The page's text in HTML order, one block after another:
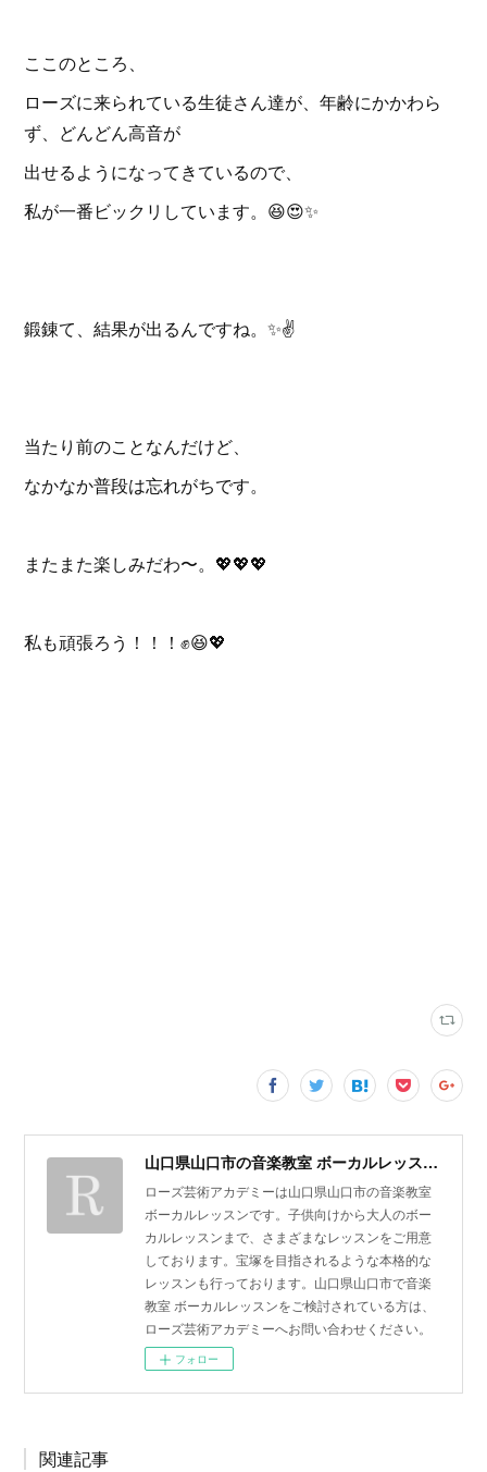
ここのところ、
ローズに来られている生徒さん達が、年齢にかかわら
ず、どんどん高音が
出せるようになってきているので、
私が一番ビックリしています。😆😍✨
鍛錬て、結果が出るんですね。✨✌️
当たり前のことなんだけど、
なかなか普段は忘れがちです。
またまた楽しみだわ〜。💖💖💖
私も頑張ろう！！！✊😆💖
山口県山口市の音楽教室 ボーカルレッスン | ローズ芸術アカデミー
ローズ芸術アカデミーは山口県山口市の音楽教室
ボーカルレッスンです。子供向けから大人のボー
カルレッスンまで、さまざまなレッスンをご用意
しております。宝塚を目指されるような本格的な
レッスンも行っております。山口県山口市で音楽
教室 ボーカルレッスンをご検討されている方は、
ローズ芸術アカデミーへお問い合わせください。
フォロー
関連記事